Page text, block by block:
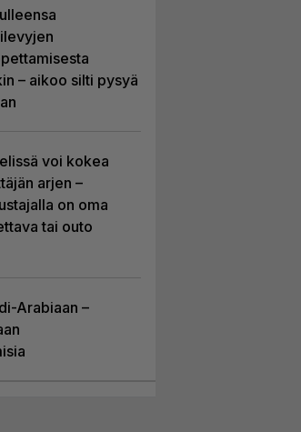
– aikoo silti pysyä
voi kokea
arjen –
on oma
tai outo
Arabiaan –